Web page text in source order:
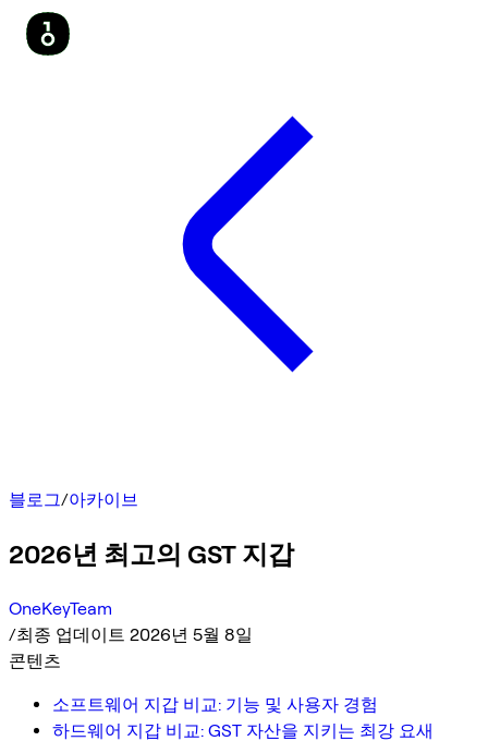
블로그/아카이브
2026년 최고의 GST 지갑
OneKeyTeam
/최종 업데이트 2026년 5월 8일
콘텐츠
소프트웨어 지갑 비교: 기능 및 사용자 경험
하드웨어 지갑 비교: GST 자산을 지키는 최강 요새